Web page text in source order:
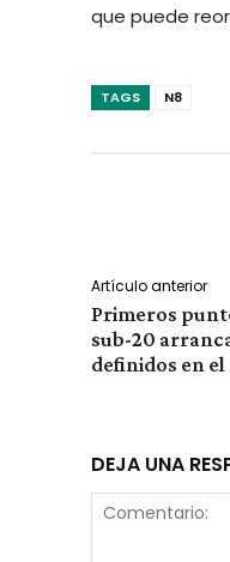
que puede
TAGS N8
Artículo anterior
Primeros
sub-20
definidos en
DEJA UNA